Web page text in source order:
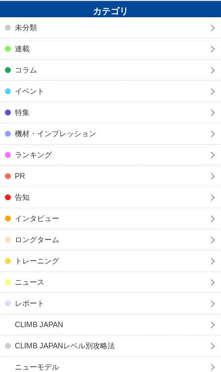
カテゴリ
未分類
連載
コラム
イベント
特集
機材・インプレッション
ランキング
PR
告知
インタビュー
ロングターム
トレーニング
ニュース
レポート
CLIMB JAPAN
CLIMB JAPANレベル別攻略法
ニューモデル